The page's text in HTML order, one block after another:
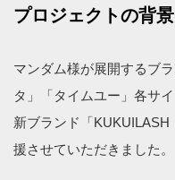
プロジェクトの背
マンダム様が展開するブ
タ」「タイムユー」各サ
新ブランド「
援させていただきました。